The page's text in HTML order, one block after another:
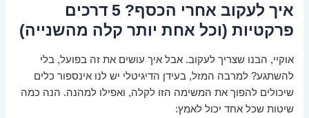
איך לעקוב אחרי הכסף? 5 דרכים
פרקטיות (וכל אחת יותר קלה מהשנייה)
אוקיי, הבנו שצריך לעקוב. אבל איך עושים את זה בפועל, בלי
להשתגע? למרבה המזל, בעידן הדיגיטלי יש לנו אינספור כלים
שיכולים להפוך את המשימה הזו לקלה, ואפילו למהנה. הנה כמה
שיטות שכל אחד יכול לאמץ: